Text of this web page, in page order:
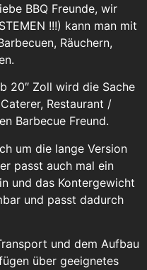
BBQ Freunde, wir
!!!) kann man mit
Räuchern,
20″ Zoll wird die Sache
Restaurant /
Barbecue Freund.
um die lange Version
passt auch mal ein
und das Kontergewicht
und passt dadurch
und dem Aufbau
über geeignetes